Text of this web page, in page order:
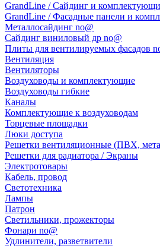
GrandLine / Сайдинг и
GrandLine / Фасадные панели и
Металлосайдинг no@
Сайдинг виниловый др no@
Плиты для вентилируемых фасадов
Вентиляция
Вентиляторы
Воздуховоды и комплектующие
Воздуховоды гибкие
Каналы
Комплектующие к воздуховодам
Торцевые площадки
Люки доступа
Решетки вентиляционные (ПВХ,
Решетки для радиатора / Экраны
Электротовары
Кабель, провод
Светотехника
Лампы
Патрон
Светильники, прожекторы
Фонари no@
Удлинители, разветвители